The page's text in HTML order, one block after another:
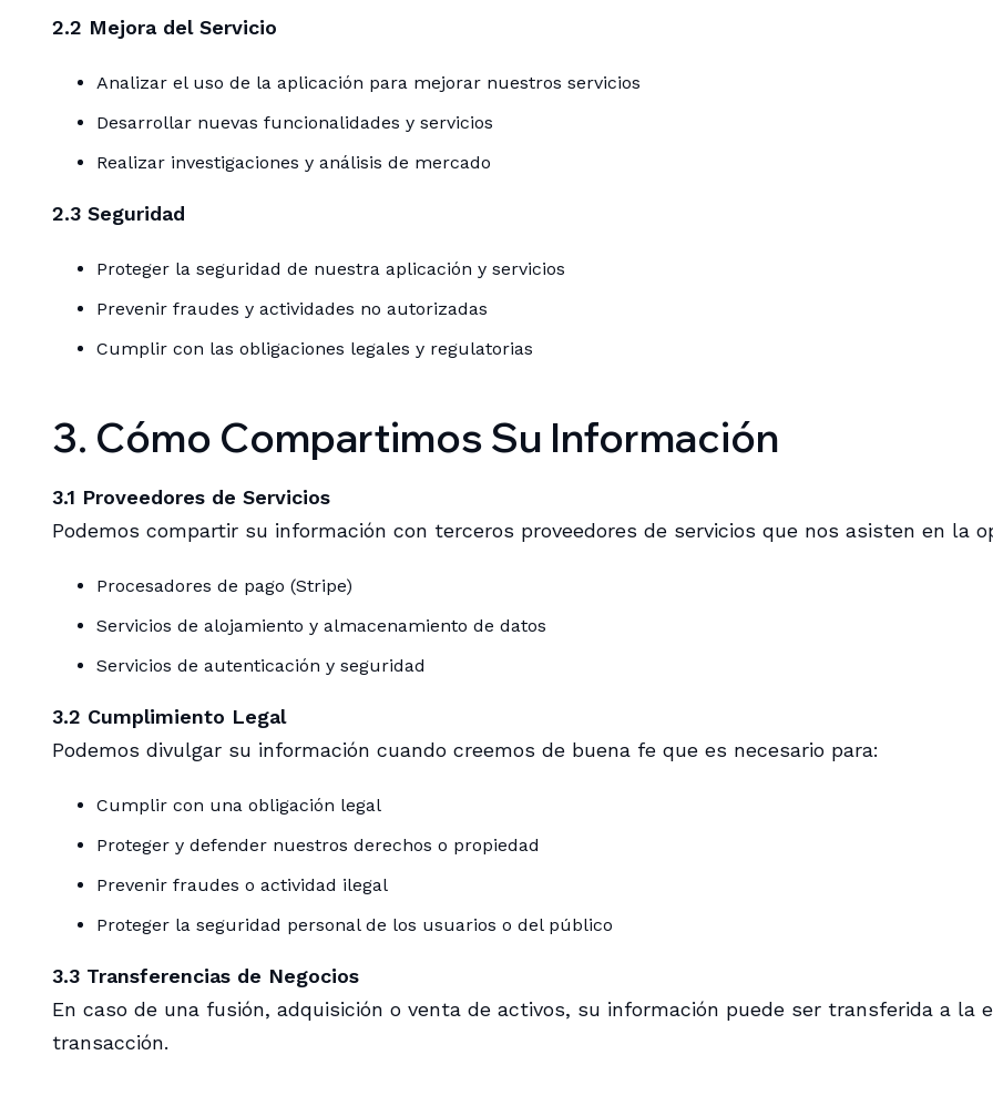
2.2 Mejora del Servicio
Analizar el uso de la aplicación para mejorar nuestros servicios
Desarrollar nuevas funcionalidades y servicios
Realizar investigaciones y análisis de mercado
2.3 Seguridad
Proteger la seguridad de nuestra aplicación y servicios
Prevenir fraudes y actividades no autorizadas
Cumplir con las obligaciones legales y regulatorias
3. Cómo Compartimos Su Información
3.1 Proveedores de Servicios
Podemos compartir su información con terceros proveedores de servicios que nos asisten en la
Procesadores de pago (Stripe)
Servicios de alojamiento y almacenamiento de datos
Servicios de autenticación y seguridad
3.2 Cumplimiento Legal
Podemos divulgar su información cuando creemos de buena fe que es necesario para:
Cumplir con una obligación legal
Proteger y defender nuestros derechos o propiedad
Prevenir fraudes o actividad ilegal
Proteger la seguridad personal de los usuarios o del público
3.3 Transferencias de Negocios
En caso de una fusión, adquisición o venta de activos, su información puede ser transferida a la
transacción.